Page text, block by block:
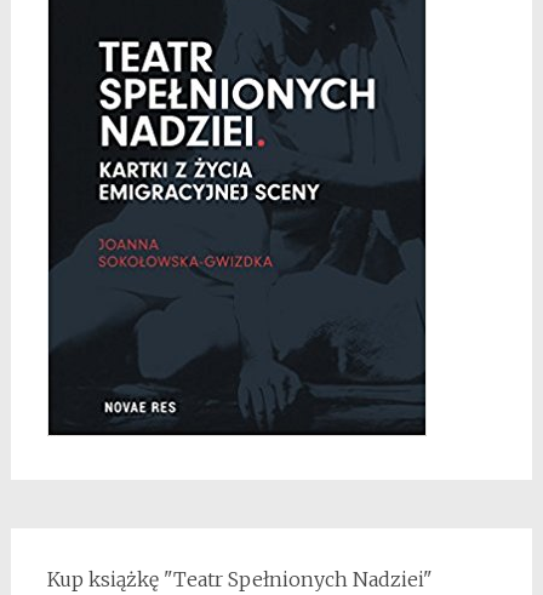
Kup książkę "Teatr Spełnionych Nadziei"